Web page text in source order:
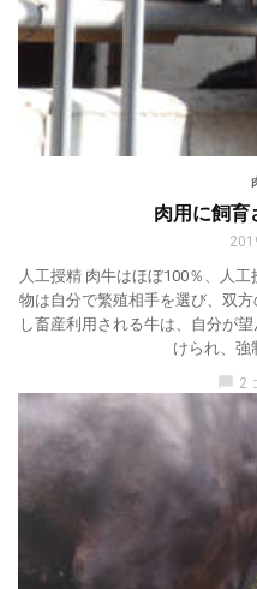
肉用に飼育
人工授精 肉牛はほぼ100％、人
物は自分で繁殖相手を選び、双
し畜産利用される牛は、自分が
けられ、強
2